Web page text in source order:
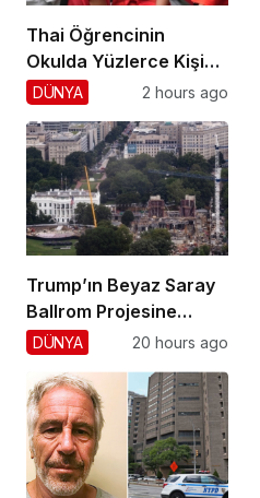
Thai Öğrencinin
Okulda Yüzlerce Kişiyi
Vurdu!
DÜNYA 2 hours ago
Trump’ın Beyaz Saray
Ballrom Projesine
Durdurma
DÜNYA 20 hours ago